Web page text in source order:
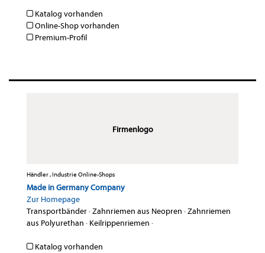
Katalog vorhanden
Online-Shop vorhanden
Premium-Profil
Firmenlogo
Händler , Industrie Online-Shops
Made in Germany Company
Zur Homepage
Transportbänder·Zahnriemen aus Neopren ·Zahnriemen
aus Polyurethan · Keilrippenriemen ·
Katalog vorhanden